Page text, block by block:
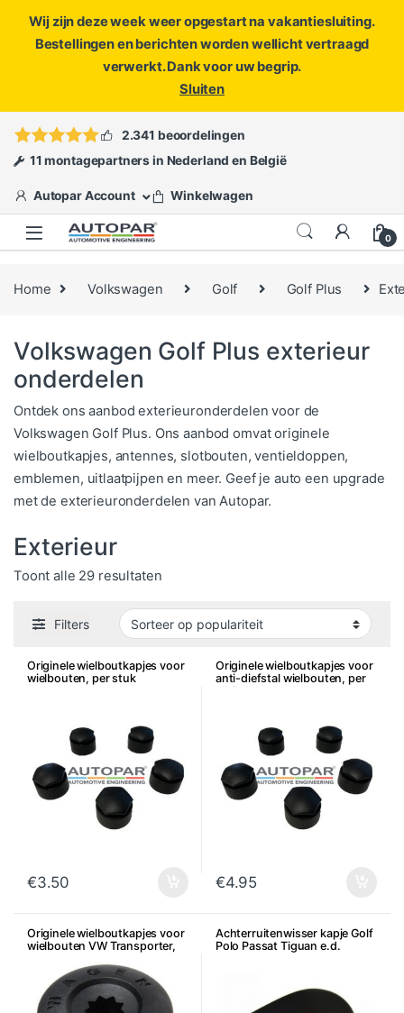
Wij zijn deze week weer opgestart na vakantiesluiting.
Bestellingen en berichten worden wellicht vertraagd
verwerkt. Dank voor uw begrip.
Sluiten
ofopen een ticket
2.341 beoordelingen
11 montagepartners in Nederland en België
Autopar Account Winkelwagen
0
Home Volkswagen Golf Golf Plus
Volkswagen Golf Plus exterieur
onderdelen
Ontdek ons aanbod exterieuronderdelen voor de
Volkswagen Golf Plus. Ons aanbod omvat originele
wielboutkapjes, antennes, slotbouten, ventieldoppen,
emblemen, uitlaatpijpen en meer. Geef je auto een upgrade
met de exterieuronderdelen van Autopar.
Exterieur
Toont alle 29 resultatenGesorteerd op populariteit
Filters
Originele wielboutkapjes voor
wielbouten, per stuk
€3.50
Originele wielboutkapjes voor
anti-diefstal wielbouten, per
stuk
€4.95
Originele wielboutkapjes voor
wielbouten VW Transporter,
Achterruitenwisser kapje Golf
Polo Passat Tiguan e.d.